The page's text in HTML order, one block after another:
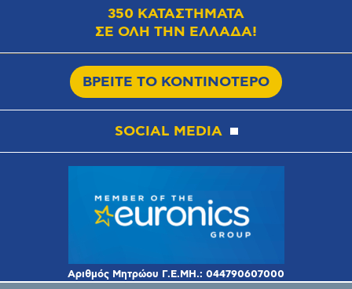
350 ΚΑΤΑΣΤΗΜΑΤΑ
ΣΕ ΟΛΗ ΤΗΝ ΕΛΛΑΔΑ!
ΒΡΕΙΤΕ ΤΟ ΚΟΝΤΙΝΟΤΕΡΟ
SOCIAL MEDIA